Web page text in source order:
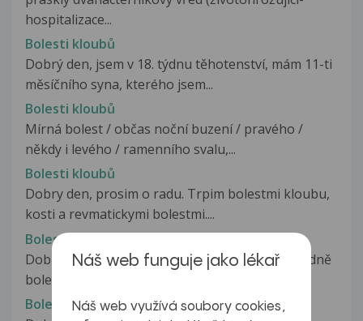
hospitalizace...
Bolesti kloubů
Dobrý den, jsem v 18. týdnu těhotenství, mám 11-ti
měsíčního syna, kterého jsem...
Bolesti kloubů
Mírná bolest / občas noční buzení / pravého /
někdy i levého / ramenního svalu,...
Bolesti kloubů
Dobry den, prosim o radu. Trpim bolestmi kloubu,
kosti a revmatickymi bolestmi....
Bolesti kloubů
Dobrý den. Je mi 45 let, mám 4 děti. Vždy mě hodně
bolely všechny klouby - bolest...
Bolesti kloubů
Náš web funguje jako lékař
Náš web využívá soubory cookies,